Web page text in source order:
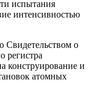
испытания
интенсивностью
Свидетельством о
регистра
конструирование и
атомных